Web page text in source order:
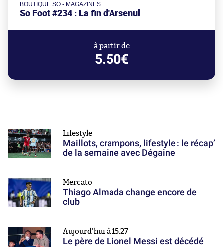
BOUTIQUE SO - MAGAZINES
So Foot #234 : La fin d'Arsenul
à partir de
5.50€
Lifestyle
Maillots, crampons, lifestyle : le récap’
de la semaine avec Dégaine
Mercato
Thiago Almada change encore de
club
Aujourd'hui à 15:27
Le père de Lionel Messi est décédé